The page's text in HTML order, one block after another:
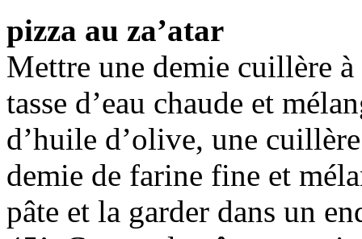
pizza au za’atar
Mettre une demie cuillère
tasse d’eau chaude et
d’huile d’olive, une
demie de farine fine et
pâte et la garder dans un